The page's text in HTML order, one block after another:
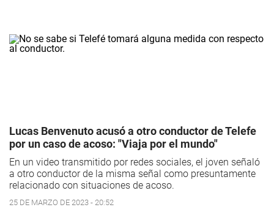
Lucas Benvenuto acusó a otro conductor de Telefe
por un caso de acoso: "Viaja por el mundo"
En un video transmitido por redes sociales, el joven señaló
a otro conductor de la misma señal como presuntamente
relacionado con situaciones de acoso.
25 DE MARZO DE 2023 - 20:52